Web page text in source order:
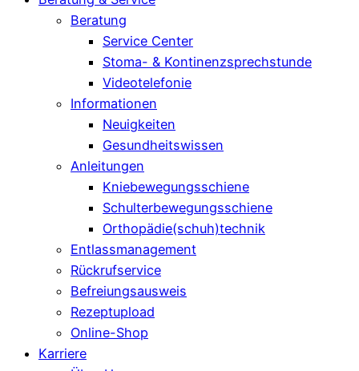
Beratung
Service Center
Stoma- & Kontinenzsprechstunde
Videotelefonie
Informationen
Neuigkeiten
Gesundheitswissen
Anleitungen
Kniebewegungsschiene
Schulterbewegungsschiene
Orthopädie(schuh)technik
Entlassmanagement
Rückrufservice
Befreiungsausweis
Rezeptupload
Online-Shop
Karriere